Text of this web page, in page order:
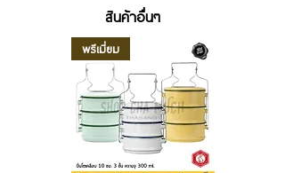
สินค้าอื่นๆ
พรีเมี่ยม